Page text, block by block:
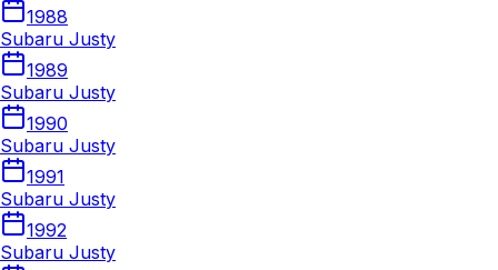
1988
Subaru Justy
1989
Subaru Justy
1990
Subaru Justy
1991
Subaru Justy
1992
Subaru Justy